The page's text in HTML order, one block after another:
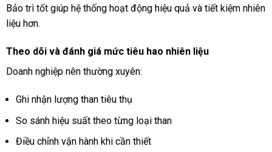
Bảo trì tốt giúp hệ thống hoạt động hiệu quả và tiết kiệm nhiên
liệu hơn.
Theo dõi và đánh giá mức tiêu hao nhiên liệu
Doanh nghiệp nên thường xuyên:
Ghi nhận lượng than tiêu thụ
So sánh hiệu suất theo từng loại than
Điều chỉnh vận hành khi cần thiết